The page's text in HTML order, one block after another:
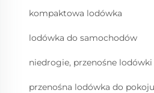
kompaktowa lodówka
lodówka do samochodów
niedrogie, przenośne lodówki
przenośna lodówka do